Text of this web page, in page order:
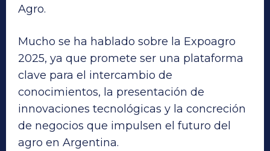
Agro.
Mucho se ha hablado sobre la Expoagro
2025, ya que promete ser una plataforma
clave para el intercambio de
conocimientos, la presentación de
innovaciones tecnológicas y la concreción
de negocios que impulsen el futuro del
agro en Argentina.